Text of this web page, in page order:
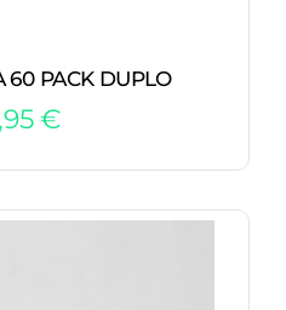
60 PACK DUPLO
€